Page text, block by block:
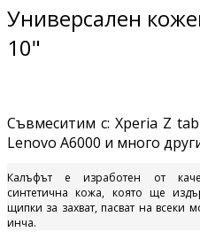
Универсален
10"
Съвмеситим с: Xperia Z
Lenovo A6000 и много
Калъфът е изработен от
синтетична кожа, която ще
щипки за захват, пасват на всеки
инча.